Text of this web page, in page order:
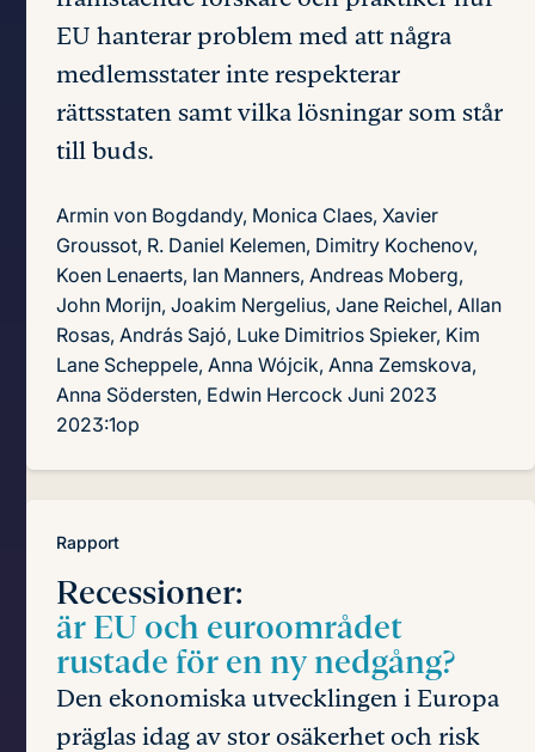
EU hanterar problem med att några
medlemsstater inte respekterar
rättsstaten samt vilka lösningar som står
till buds.
Armin von Bogdandy, Monica Claes, Xavier
Groussot, R. Daniel Kelemen, Dimitry Kochenov,
Koen Lenaerts, Ian Manners, Andreas Moberg,
John Morijn, Joakim Nergelius, Jane Reichel, Allan
Rosas, András Sajó, Luke Dimitrios Spieker, Kim
Lane Scheppele, Anna Wójcik, Anna Zemskova,
Anna Södersten, Edwin Hercock Juni 2023
2023:1op
Rapport
Recessioner:
är EU och euroområdet
rustade för en ny nedgång?
Den ekonomiska utvecklingen i Europa
präglas idag av stor osäkerhet och risk